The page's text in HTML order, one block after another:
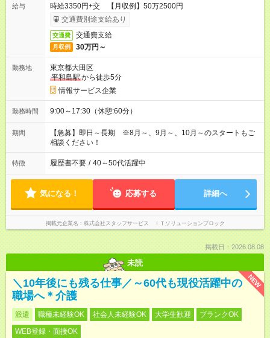
給与
時給3350円+交 【月収例】50万2500円
交通費別途支給あり
交通費 交通費支給
月収例 30万円～
勤務地
東京都大田区
平和島駅から徒歩5分
情報サービス企業
勤務時間 9:00～17:30（休憩:60分）
期間
【急募】即日～長期 ※8月～、9月～、10月～のスタートもご
相談ください！
特徴 履歴書不要 / 40～50代活躍中
気になる！ 応募する 詳細へ
掲載元企業名 株式会社スタッフサービス ＩＴソリューションブロック
掲載日：2026.08.08
未読
NEW
＼10年後にも残る仕事／～60代も現役活躍中の
職場へ＊介護
派遣 職種未経験OK 社会人未経験OK 大学生歓迎
ブランクOK
WEB登録・面接OK